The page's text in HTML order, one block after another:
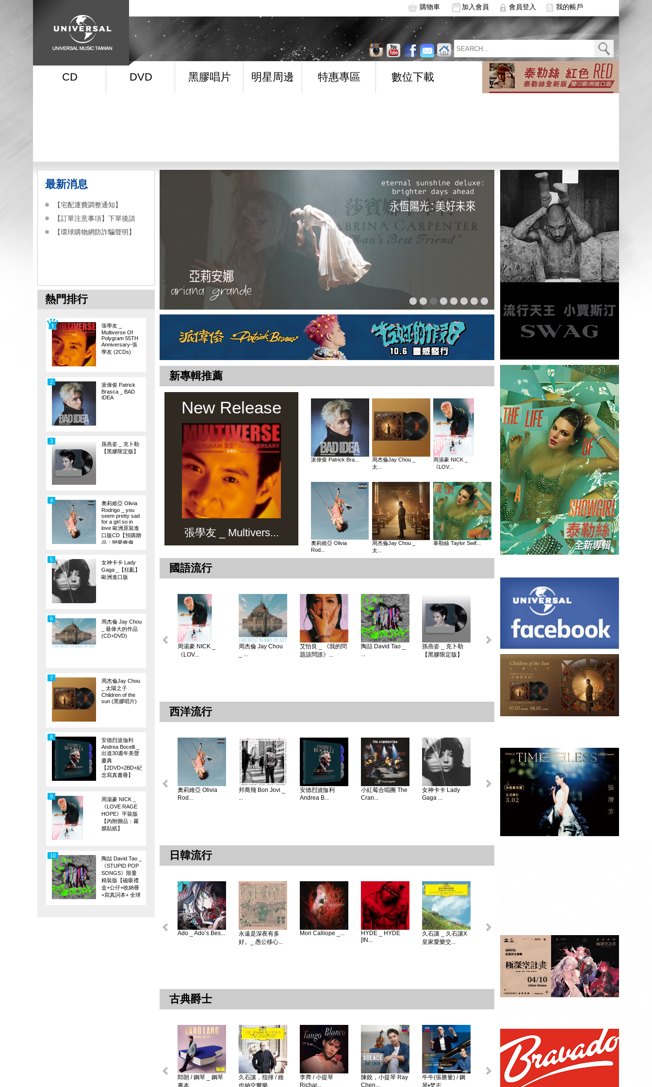
購物車 加入會員 會員登入 我的帳戶
CD DVD 黑膠唱片 明星周邊 特惠專區 數位下載
最新消息
【宅配運費調整通知】
【訂單注意事項】下單後請
【環球購物網防詐騙聲明】
熱門排行
張學友 _
Multiverse Of
Polygram 55TH
Anniversary-張
學友 (2CDs)
派偉俊 Patrick
Brasca _ BAD
IDEA
2
孫燕姿 _ 克卜勒
【黑膠限定版】
3
奧莉維亞 Olivia
Rodrigo _ you
seem pretty sad
for a girl so in
love 歐洲原裝進
口版CD【預購贈
品：戀愛療傷
4
女神卡卡 Lady
Gaga _【狂亂】
歐洲進口版
5
周杰倫 Jay Chou
_ 最偉大的作品
(CD+DVD)
6
周杰倫Jay Chou
_ 太陽之子
Children of the
sun (黑膠唱片)
7
安德烈波伽利
Andrea Bocelli _
出道30週年美聲
慶典
【2DVD+2BD+紀
念寫真書冊】
8
周湯豪 NICK _
《LOVE RAGE
HOPE》平裝版
【內附贈品：霧
膜貼紙】
9
陶喆 David Tao _
《STUPID POP
SONGS》限量
精裝版【磁吸禮
盒+公仔+收納冊
+寫真詞本+ 全球
10
新專輯推薦
New Release
張學友 _ Multivers...
派偉俊 Patrick Bra...
周杰倫Jay Chou _
太...
周湯豪 NICK _
《LOV...
奧莉維亞 Olivia
Rod...
周杰倫Jay Chou _
太...
泰勒絲 Taylor Swif...
國語流行
周湯豪 NICK _
《LOV...
周杰倫 Jay Chou
_ ...
艾怡良 _ 《我的問
題該問誰》...
陶喆 David Tao _
...
孫燕姿 _ 克卜勒
【黑膠限定版】
西洋流行
奧莉維亞 Olivia
Rod...
邦喬飛 Bon Jovi _
...
安德烈波伽利
Andrea B...
小紅莓合唱團 The
Cran...
女神卡卡 Lady
Gaga ...
怪奇比莉 BILLIE
蘿兒 Lorde _ 聖女
莎賓娜卡本特
Sabrina ...
日韓流行
Ado _ Ado’s Bes...
永遠是深夜有多
好。_ 愚公移心...
Mori Calliope _...
HYDE _ HYDE
[IN...
久石讓 _ 久石讓X
皇家愛樂交...
初音未來 _
MAGICAL ...
贈品：SPECIAL
BOOK+視覺貼紙
10張SET+特典影
古典爵士
郎朗 / 鋼琴 _ 鋼琴
書本 ...
久石讓，指揮 / 維
也納交響樂...
李齊 / 小提琴
Richar...
陳銳，小提琴 Ray
Chen...
牛牛(張勝量) / 鋼
琴•梵志...
戴安娜‧克瑞兒
環球DG古典音樂